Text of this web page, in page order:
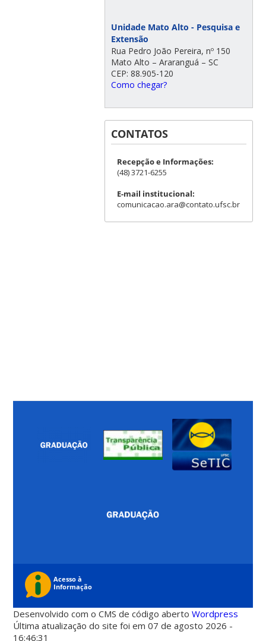
Unidade Mato Alto - Pesquisa e
Extensão
Rua Pedro João Pereira, nº 150
Mato Alto – Araranguá – SC
CEP: 88.905-120
Como chegar?
CONTATOS
Recepção e Informações:
(48) 3721-6255
E-mail institucional:
comunicacao.ara@contato.ufsc.br
Desenvolvido com o CMS de código abertoWordpress
Última atualização do site foi em 07 de agosto 2026 -
16:46:31